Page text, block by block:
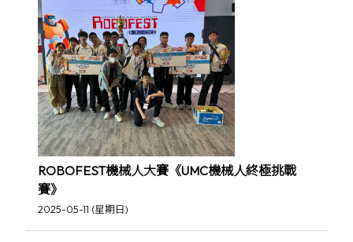
ROBOFEST機械人大賽《UMC機械人終極挑戰
賽》
2025-05-11 (星期日)